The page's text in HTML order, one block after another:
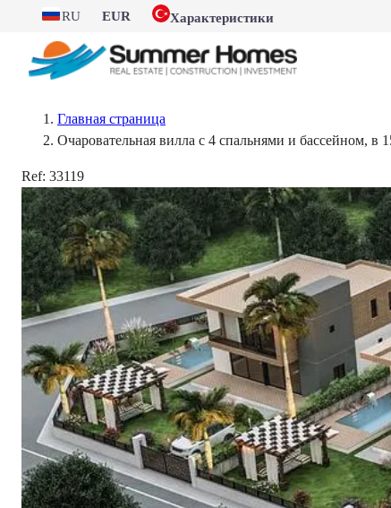
RU EUR Характеристики
Главная страница
Очаровательная вилла с 4 спальнями и бассейном,
Ref: 33119